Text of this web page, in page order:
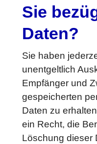
Sie
Daten?
Sie haben
unentgeltlich
Empfänger und
gespeicherten
Daten zu
ein Recht, die
Löschung dieser